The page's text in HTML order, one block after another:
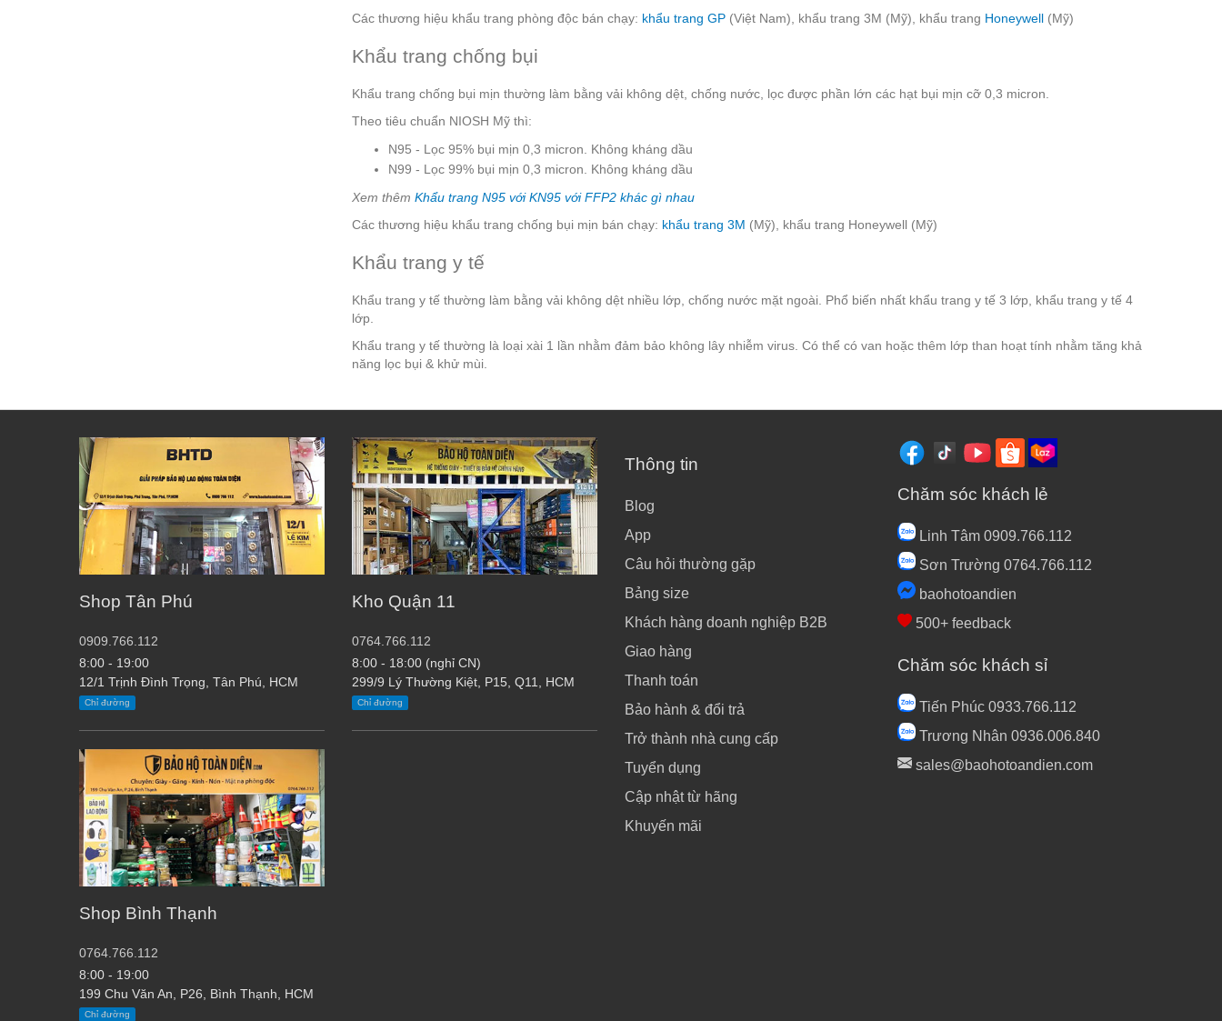
Các thương hiệu khẩu trang phòng độc bán chạy: khẩu trang GP (Việt Nam), khẩu trang 3M (Mỹ), khẩu trang Honeywell (Mỹ)
Khẩu trang chống bụi
Khẩu trang chống bụi mịn thường làm bằng vải không dệt, chống nước, lọc được phần lớn các hạt bụi mịn cỡ 0,3 micron.
Theo tiêu chuẩn NIOSH Mỹ thì:
N95 - Lọc 95% bụi mịn 0,3 micron. Không kháng dầu
N99 - Lọc 99% bụi mịn 0,3 micron. Không kháng dầu
Xem thêm Khẩu trang N95 với KN95 với FFP2 khác gì nhau
Các thương hiệu khẩu trang chống bụi mịn bán chạy: khẩu trang 3M (Mỹ), khẩu trang Honeywell (Mỹ)
Khẩu trang y tế
Khẩu trang y tế thường làm bằng vải không dệt nhiều lớp, chống nước mặt ngoài. Phổ biến nhất khẩu trang y tế 3 lớp, khẩu trang y tế 4
lớp.
Khẩu trang y tế thường là loại xài 1 lần nhằm đảm bảo không lây nhiễm virus. Có thể có van hoặc thêm lớp than hoạt tính nhằm tăng khả
năng lọc bụi & khử mùi.
Shop Tân Phú
0909.766.112
8:00 - 19:00
12/1 Trịnh Đình Trọng, Tân Phú, HCM
Chỉ đường
Shop Bình Thạnh
0764.766.112
8:00 - 19:00
199 Chu Văn An, P26, Bình Thạnh, HCM
Chỉ đường
Kho Quận 11
0764.766.112
8:00 - 18:00 (nghỉ CN)
299/9 Lý Thường Kiệt, P15, Q11, HCM
Chỉ đường
Thông tin
Blog
App
Câu hỏi thường gặp
Bảng size
Khách hàng doanh nghiệp B2B
Giao hàng
Thanh toán
Bảo hành & đổi trả
Trở thành nhà cung cấp
Tuyển dụng
Cập nhật từ hãng
Khuyến mãi
Chăm sóc khách lẻ
Linh Tâm 0909.766.112
Sơn Trường 0764.766.112
baohotoandien
500+ feedback
Chăm sóc khách sỉ
Tiến Phúc 0933.766.112
Trương Nhân 0936.006.840
sales@baohotoandien.com